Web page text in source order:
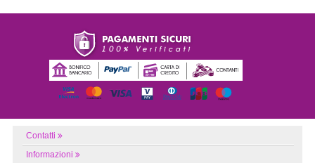
Contatti
Informazioni